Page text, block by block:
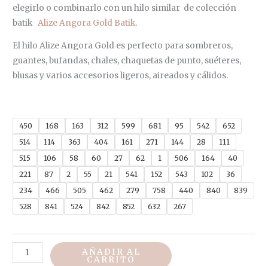
elegirlo o combinarlo con un hilo similar de colección
batikAlize Angora Gold Batik.
El hilo Alize Angora Gold es perfecto para sombreros,
guantes, bufandas, chales, chaquetas de punto, suéteres,
blusas y varios accesorios ligeros, aireados y cálidos.
450 168 163 312 599 681 95 542
652
514
114 363 404 161 271 144 28
111
515
106 58 60 27 62 1 506 164
40
221
87 2 55 21 541 152 543 102
36
234
466 505 462 279 758 440 840
839
528
841 524 842 852 632 267
AÑADIR AL
CARRITO